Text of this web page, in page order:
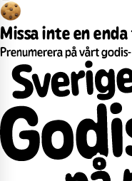
Missa inte en
Prenumerera på vårt